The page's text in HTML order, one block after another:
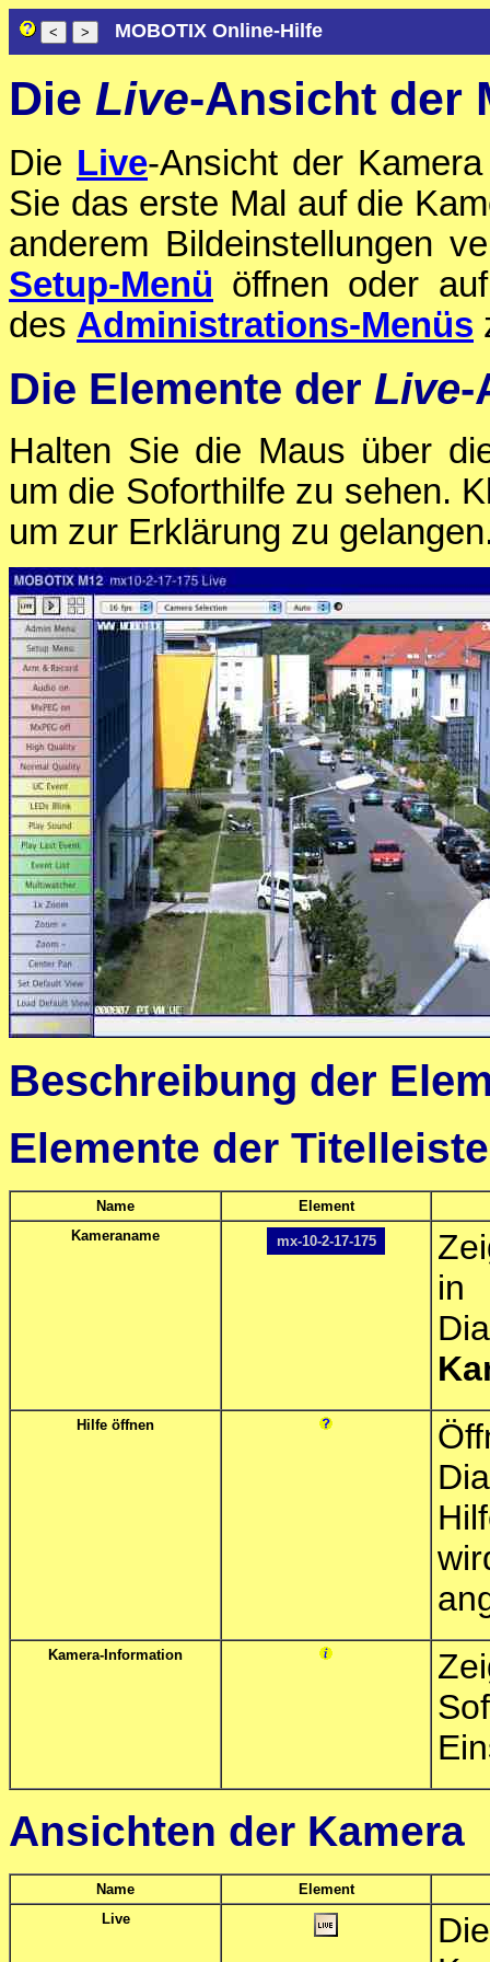
MOBOTIX Online-Hilfe
Die Live-Ansicht der
Die Live-Ansicht der
Sie das erste Mal auf die
anderem Bildeinstellungen
Setup-Menü öffnen oder
des Administrations-Menüs
Die Elemente der Live-
Halten Sie die Maus über
um die Soforthilfe zu sehen.
um zur Erklärung zu
Beschreibung der
Elemente der Titelleiste
Name
Element
Kameraname
mx-10-2-17-175
in
Hilfe öffnen
Kamera-Information
Ansichten der Kamera
Name
Element
Live